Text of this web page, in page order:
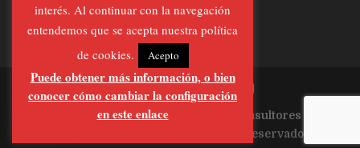
Página Realizada por
Al-Feraz Consultores
| Todos los derechos Reservados
interés. Al continuar con la navegación
entendemos que se acepta nuestra política
de cookies.
Acepto
Puede obtener más información, o bien
conocer cómo cambiar la configuración
en este enlace